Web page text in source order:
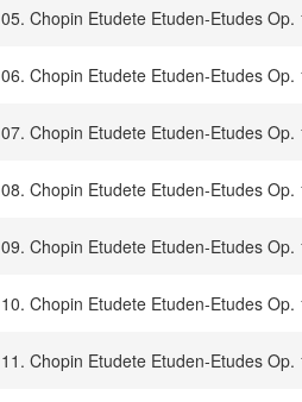
05. Chopin Etudete Etuden-Etudes Op.
06. Chopin Etudete Etuden-Etudes Op.
07. Chopin Etudete Etuden-Etudes Op.
08. Chopin Etudete Etuden-Etudes Op.
09. Chopin Etudete Etuden-Etudes Op.
10. Chopin Etudete Etuden-Etudes Op.
11. Chopin Etudete Etuden-Etudes